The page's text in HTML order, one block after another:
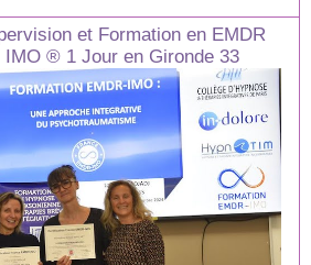
et Formation en EMDR
® 1 Jour en Gironde 33